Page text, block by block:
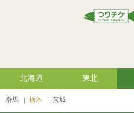
北海道 東北
群馬 栃木 茨城